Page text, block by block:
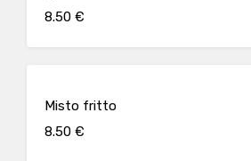
8.50 €
Misto fritto
8.50 €